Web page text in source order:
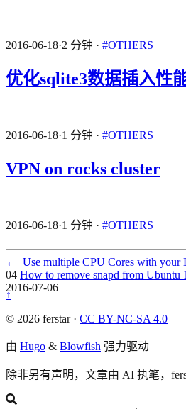
2016-06-18·2 分钟 · #OTHERS
优化sqlite3数据插入性
2016-06-18·1 分钟 · #OTHERS
VPN on rocks cluster
2016-06-18·1 分钟 · #OTHERS
← Use multiple CPU Cores with your
04 How to remove snapd from Ubuntu
2016-07-06
↑
© 2026 ferstar · CC BY-NC-SA 4.0
由 Hugo & Blowfish 强力驱动
除非另有声明，文章由 AI 执笔，